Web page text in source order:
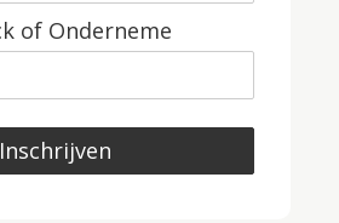
of Onderneme
Inschrijven